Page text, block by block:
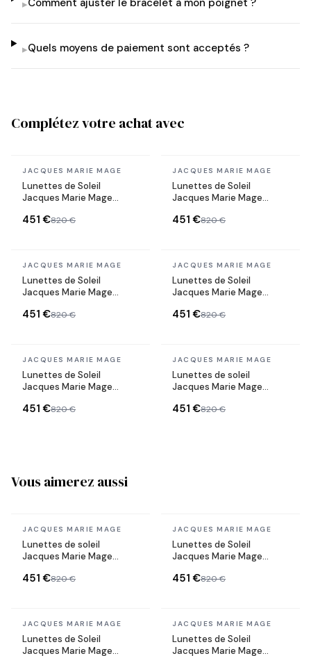
▸
▸Quels moyens de paiement sont acceptés ?
Complétez votre achat avec
En stock
JACQUES MARIE MAGE
Lunettes de Soleil
Jacques Marie Mage
451 €820 €
En stock
JACQUES MARIE MAGE
Lunettes de Soleil
Jacques Marie Mage
451 €820 €
En stock
JACQUES MARIE MAGE
Lunettes de Soleil
Jacques Marie Mage
451 €820 €
En stock
JACQUES MARIE MAGE
Lunettes de Soleil
Jacques Marie Mage
acétate
451 €820 €
En stock
JACQUES MARIE MAGE
Lunettes de Soleil
Jacques Marie Mage
451 €820 €
En stock
JACQUES MARIE MAGE
Lunettes de soleil
Jacques Marie Mage
451 €820 €
Vous aimerez aussi
En stock
JACQUES MARIE MAGE
Lunettes de soleil
Jacques Marie Mage
451 €820 €
En stock
JACQUES MARIE MAGE
Lunettes de Soleil
Jacques Marie Mage
451 €820 €
En stock
JACQUES MARIE MAGE
Lunettes de Soleil
Jacques Marie Mage
En stock
JACQUES MARIE MAGE
Lunettes de Soleil
Jacques Marie Mage